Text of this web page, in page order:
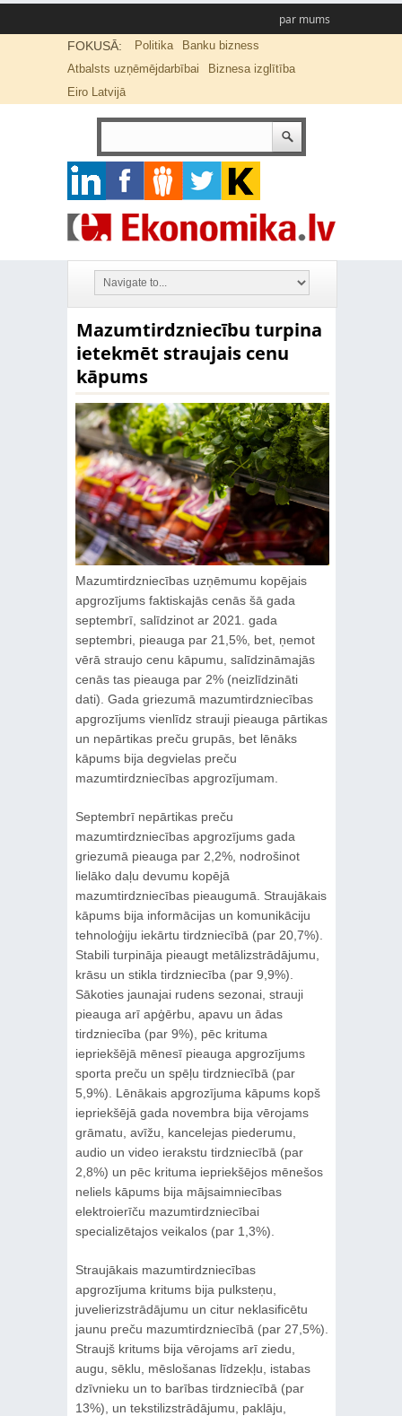
par mums
FOKUSĀ: Politika
Banku bizness
Atbalsts uzņēmējdarbībai
Biznesa izglītība
Eiro Latvijā
Mazumtirdzniecību turpina
ietekmēt straujais cenu
kāpums
Mazumtirdzniecības uzņēmumu kopējais
apgrozījums faktiskajās cenās šā gada
septembrī, salīdzinot ar 2021. gada
septembri, pieauga par 21,5%, bet, ņemot
vērā straujo cenu kāpumu, salīdzināmajās
cenās tas pieauga par 2% (neizlīdzināti
dati). Gada griezumā mazumtirdzniecības
apgrozījums vienlīdz strauji pieauga pārtikas
un nepārtikas preču grupās, bet lēnāks
kāpums bija degvielas preču
mazumtirdzniecības apgrozījumam.
Septembrī nepārtikas preču
mazumtirdzniecības apgrozījums gada
griezumā pieauga par 2,2%, nodrošinot
lielāko daļu devumu kopējā
mazumtirdzniecības pieaugumā. Straujākais
kāpums bija informācijas un komunikāciju
tehnoloģiju iekārtu tirdzniecībā (par 20,7%).
Stabili turpināja pieaugt metālizstrādājumu,
krāsu un stikla tirdzniecība (par 9,9%).
Sākoties jaunajai rudens sezonai, strauji
pieauga arī apģērbu, apavu un ādas
tirdzniecība (par 9%), pēc krituma
iepriekšējā mēnesī pieauga apgrozījums
sporta preču un spēļu tirdzniecībā (par
5,9%). Lēnākais apgrozījuma kāpums kopš
iepriekšējā gada novembra bija vērojams
grāmatu, avīžu, kancelejas piederumu,
audio un video ierakstu tirdzniecībā (par
2,8%) un pēc krituma iepriekšējos mēnešos
neliels kāpums bija mājsaimniecības
elektroierīču mazumtirdzniecībai
specializētajos veikalos (par 1,3%).
Straujākais mazumtirdzniecības
apgrozījuma kritums bija pulksteņu,
juvelierizstrādājumu un citur neklasificētu
jaunu preču mazumtirdzniecībā (par 27,5%).
Straujš kritums bija vērojams arī ziedu,
augu, sēklu, mēslošanas līdzekļu, istabas
dzīvnieku un to barības tirdzniecībā (par
13%), un tekstilizstrādājumu, paklāju,